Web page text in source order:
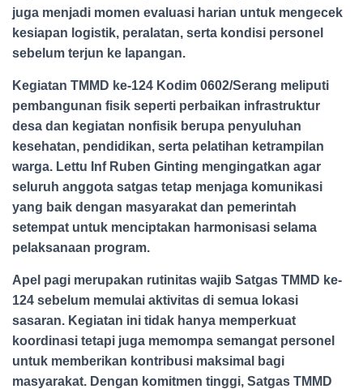
juga menjadi momen evaluasi harian untuk mengecek
kesiapan logistik, peralatan, serta kondisi personel
sebelum terjun ke lapangan.
Kegiatan TMMD ke-124 Kodim 0602/Serang meliputi
pembangunan fisik seperti perbaikan infrastruktur
desa dan kegiatan nonfisik berupa penyuluhan
kesehatan, pendidikan, serta pelatihan ketrampilan
warga. Lettu Inf Ruben Ginting mengingatkan agar
seluruh anggota satgas tetap menjaga komunikasi
yang baik dengan masyarakat dan pemerintah
setempat untuk menciptakan harmonisasi selama
pelaksanaan program.
Apel pagi merupakan rutinitas wajib Satgas TMMD ke-
124 sebelum memulai aktivitas di semua lokasi
sasaran. Kegiatan ini tidak hanya memperkuat
koordinasi tetapi juga memompa semangat personel
untuk memberikan kontribusi maksimal bagi
masyarakat. Dengan komitmen tinggi, Satgas TMMD